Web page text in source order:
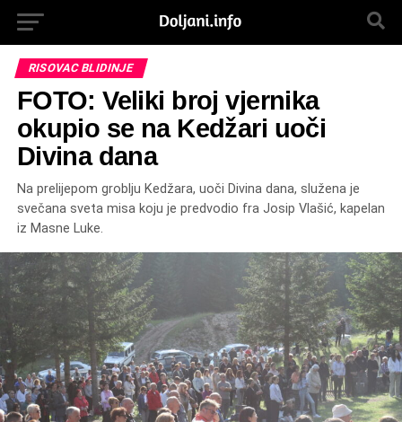
RISOVAC BLIDINJE
FOTO: Veliki broj vjernika
okupio se na Kedžari uoči
Divina dana
Na prelijepom groblju Kedžara, uoči Divina dana, služena je
svečana sveta misa koju je predvodio fra Josip Vlašić, kapelan
iz Masne Luke.